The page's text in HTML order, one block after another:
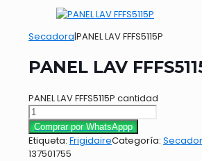
Secadora|PANEL LAV FFFS5115P
PANEL LAV
PANEL LAV FFFS5115P cantidad
Comprar por WhatsAppp
Etiqueta: FrigidaireCategoría:
137501755